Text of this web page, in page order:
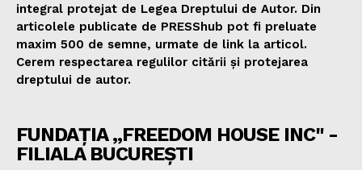
integral protejat de Legea Dreptului de Autor. Din
articolele publicate de PRESShub pot fi preluate
maxim 500 de semne, urmate de link la articol.
Cerem respectarea regulilor citării și protejarea
dreptului de autor.
FUNDAȚIA „FREEDOM HOUSE INC" -
FILIALA BUCUREȘTI